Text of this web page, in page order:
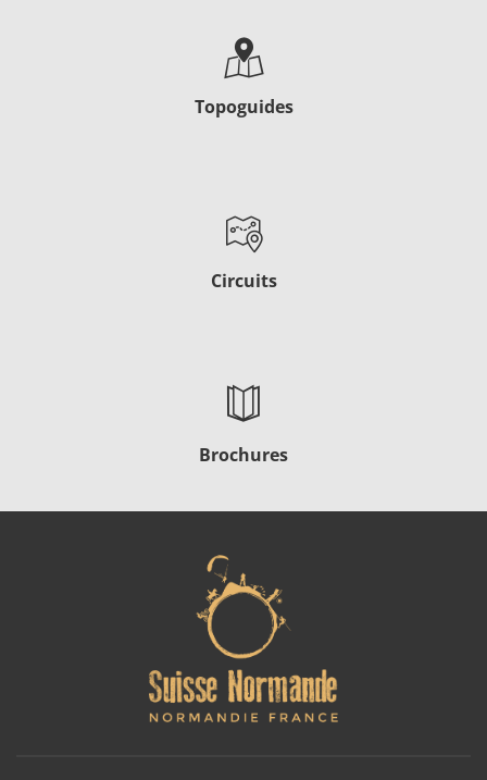
Topoguides
Circuits
Brochures